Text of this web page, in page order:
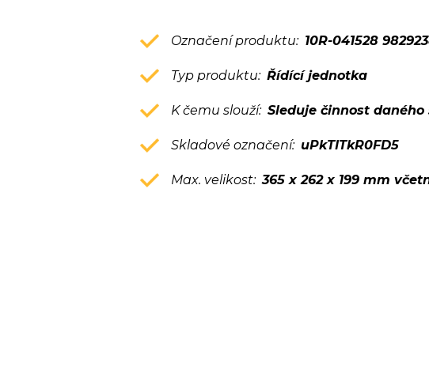
Označení produktu: 10R-041528
Typ produktu: Řídící jednotka
K čemu slouží: Sleduje činnost
Skladové označení: uPkTITkR0FD5
Max. velikost:365 x 262 x 199 mm